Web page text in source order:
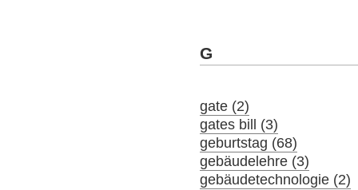
G
gate (2)
gates bill (3)
geburtstag (68)
gebäudelehre (3)
gebäudetechnologie (2)